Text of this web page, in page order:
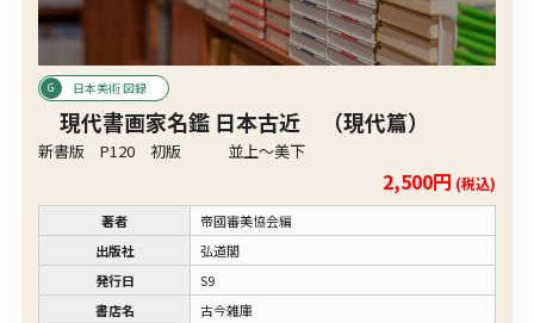
日本美術 図録
現代書画家名鑑 日本古近 （現代篇）
新書版 P120 初版 並上〜美下
2,500円 (税込)
著者
帝國審美協会編
出版社
弘道閣
発行日
S9
書店名
古今雑庫